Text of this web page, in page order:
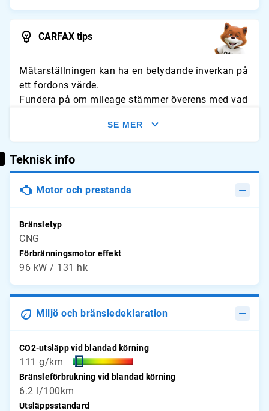
CARFAX tips
Mätarställningen kan ha en betydande inverkan på
ett fordons värde.
Fundera på om mileage stämmer överens med vad
slitage och jämför avläsningarna med typliga
årliga genomsnitt.
SE MER
Teknisk info
Motor och prestanda
Bränsletyp
CNG
Förbränningsmotor effekt
96 kW / 131 hk
Miljö och bränsledeklaration
CO2-utsläpp vid blandad körning
111 g/km
Bränsleförbrukning vid blandad körning
6.2 l/100km
Utsläppsstandard